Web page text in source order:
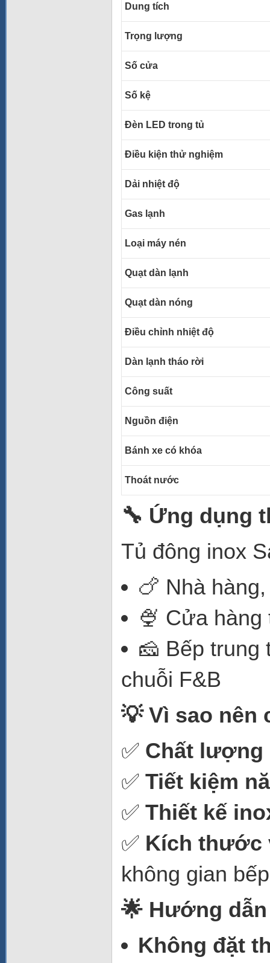
Dung tích
Trọng lượng
Số cửa
Số kệ
Đèn LED trong tủ
Điều kiện thử nghiệm
Dải nhiệt độ
Gas lạnh
Loại máy nén
Quạt dàn lạnh
Quạt dàn nóng
Điều chỉnh nhiệt độ
Dàn lạnh tháo rời
Công suất
Nguồn điện
Bánh xe có khóa
Thoát nước
🔧 Ứng dụng
Tủ đông inox
🍗 Nhà
🍨 Cửa
🧀 Bếp trung
chuỗi F&B
💡 Vì sao nên
✅ Chất lượng
✅ Tiết kiệm
✅ Thiết kế
✅ Kích thước
không gian
🌟 Hướng
Không đặt